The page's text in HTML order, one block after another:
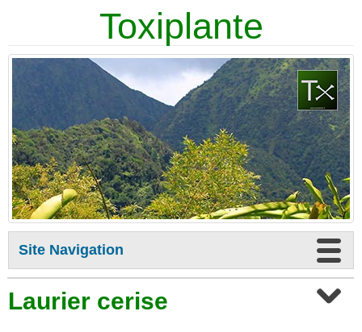
Toxiplante
Site Navigation
Laurier cerise